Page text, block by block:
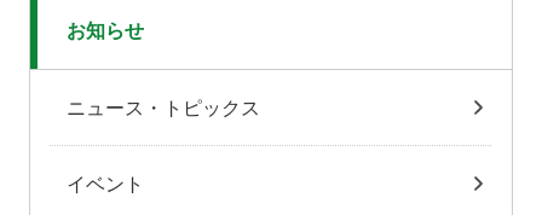
お知らせ
ニュース・トピックス
イベント